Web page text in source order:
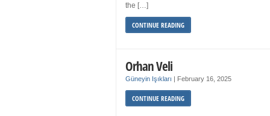
the […]
CONTINUE READING
Orhan Veli
Güneyin Işıkları February 16, 2025
CONTINUE READING